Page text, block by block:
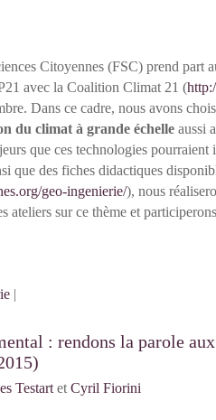
Citoyennes (FSC) prend part
avec la Coalition Climat 21 (
Dans ce cadre, nous avons
du climat à grande échelle aussi
que ces technologies
que des fiches didactiques
geo-ingenierie/), nous
ateliers sur ce thème et
|
: rendons la parole
Testart et Cyril Fiorini